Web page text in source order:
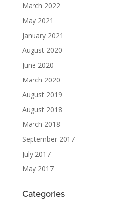
March 2022
May 2021
January 2021
August 2020
June 2020
March 2020
August 2019
August 2018
March 2018
September 2017
July 2017
May 2017
Categories